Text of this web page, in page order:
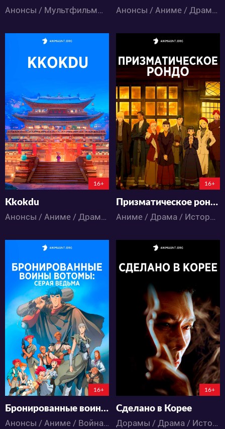
Анонсы / Мультфильмы / Драма / Романтика / Фэнтези Анонсы / Аниме / Драма / Спорт
6739
7 0
148:8:58:42
16+
Kkokdu
Анонсы / Аниме / Драма / Фэнтези
10875
22 11
16+
Призматическое рондо
Аниме / Драма / Исторический
8245
10 0
105:8:38:42
16+
Бронированные воины Вотомы: Серая ведьма
Анонсы / Аниме / Война / Драма / Меха / Фантастика
13972
38 10
16+
Сделано в Корее
Дорамы / Драма / Исторический / Триллер / Экшен